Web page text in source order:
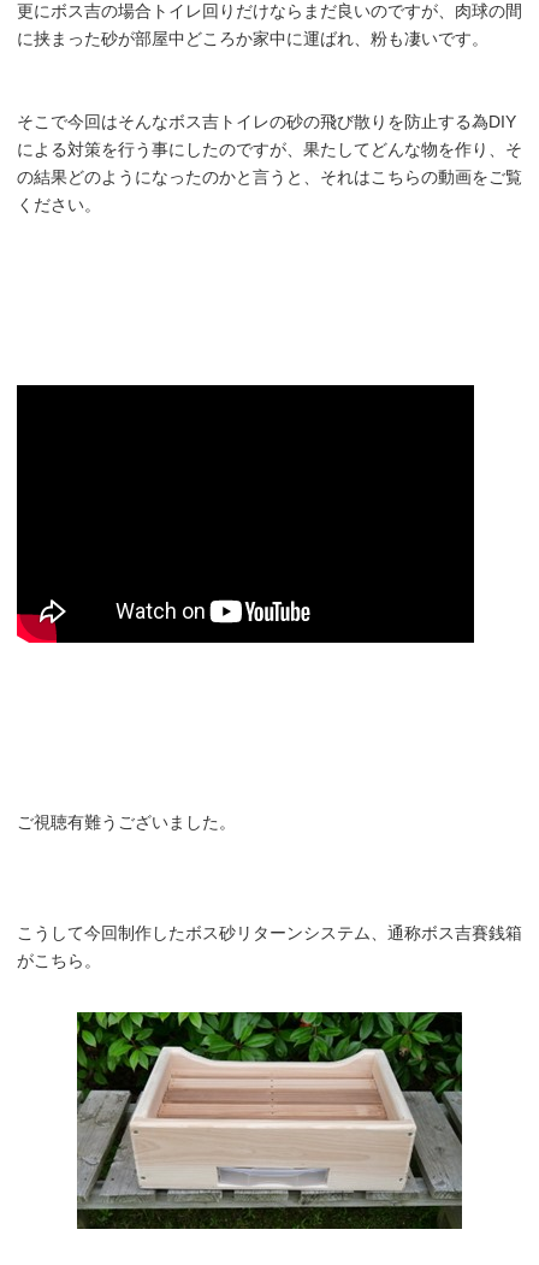
更にボス吉の場合トイレ回りだけならまだ良いのですが、肉球の間
に挟まった砂が部屋中どころか家中に運ばれ、粉も凄いです。
そこで今回はそんなボス吉トイレの砂の飛び散りを防止する為DIY
による対策を行う事にしたのですが、果たしてどんな物を作り、そ
の結果どのようになったのかと言うと、それはこちらの動画をご覧
ください。
ご視聴有難うございました。
こうして今回制作したボス砂リターンシステム、通称ボス吉賽銭箱
がこちら。